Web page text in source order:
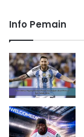
Info Pemain